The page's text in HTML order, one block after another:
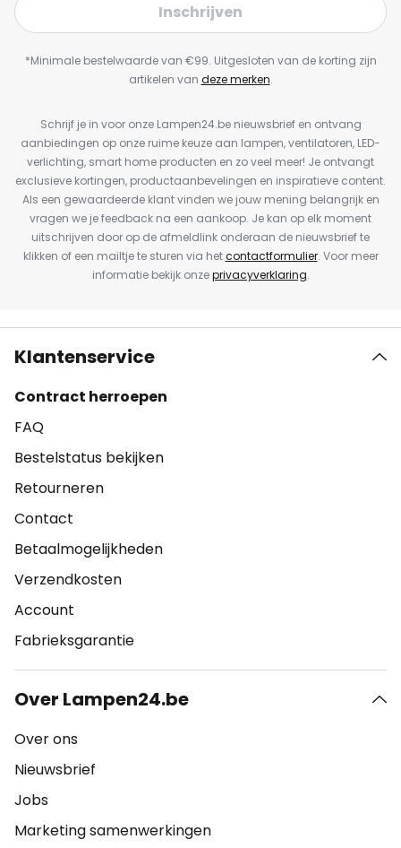
Inschrijven
*Minimale bestelwaarde van €99. Uitgesloten van de korting zijn
artikelen van deze merken.
Schrijf je in voor onze Lampen24.be nieuwsbrief en ontvang
aanbiedingen op onze ruime keuze aan lampen, ventilatoren, LED-
verlichting, smart home producten en zo veel meer! Je ontvangt
exclusieve kortingen, productaanbevelingen en inspiratieve content.
Als een gewaardeerde klant vinden we jouw mening belangrijk en
vragen we je feedback na een aankoop. Je kan op elk moment
uitschrijven door op de afmeldlink onderaan de nieuwsbrief te
klikken of een mailtje te sturen via hetcontactformulier. Voor meer
informatie bekijk onzeprivacyverklaring.
Klantenservice
Contract herroepen
FAQ
Bestelstatus bekijken
Retourneren
Contact
Betaalmogelijkheden
Verzendkosten
Account
Fabrieksgarantie
Over Lampen24.be
Over ons
Nieuwsbrief
Jobs
Marketing samenwerkingen